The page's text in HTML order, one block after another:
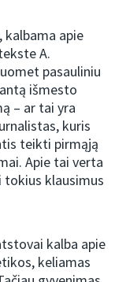
apie
A.
pasauliniu
išmesto
– ar tai yra
kuris
teikti pirmąją
Apie tai verta
klausimus
kalba apie
keliamas